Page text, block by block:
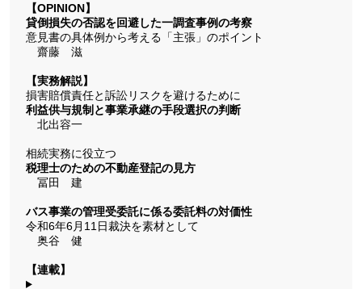
【OPINION】
貸倒損失の否認を回避した一調査事例の考察
意見書の具体例から考える「主張」のポイント
齋藤 滋
【実務解説】
損害賠償責任と訴訟リスクを避けるために
利益供与規制と事業承継の手段選択の判断
北出容一
相続実務に役立つ
税理士のための不動産登記の見方
冨田 建
バス事業の管理受委託に係る委託料の対価性
令和6年6月11日裁決を素材として
奥谷 健
【連載】